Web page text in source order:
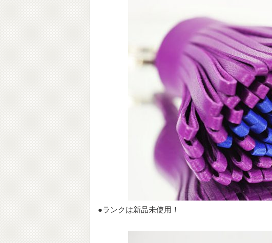
●ランクは新品未使用！